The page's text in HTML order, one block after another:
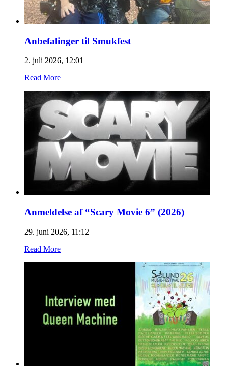
Anbefalinger til Smukfest
2. juli 2026, 12:01
Read More
Anmeldelse af “Scary Movie 6” (2026)
29. juni 2026, 11:12
Read More